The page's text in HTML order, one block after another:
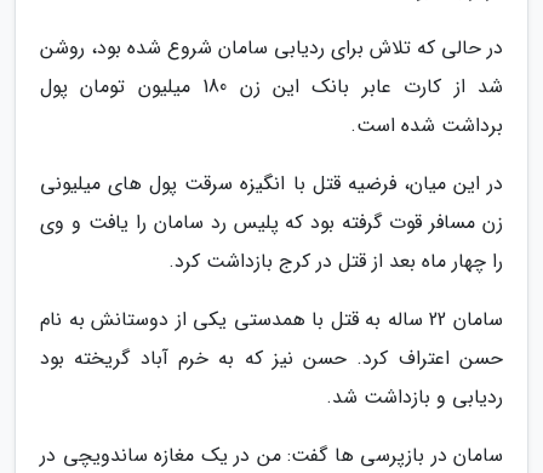
در حالی که تلاش برای ردیابی سامان شروع شده بود، روشن
شد از کارت عابر بانک این زن 180 میلیون تومان پول
برداشت شده است.
در این میان، فرضیه قتل با انگیزه سرقت پول های میلیونی
زن مسافر قوت گرفته بود که پلیس رد سامان را یافت و وی
را چهار ماه بعد از قتل در کرج بازداشت کرد.
سامان 22 ساله به قتل با همدستی یکی از دوستانش به نام
حسن اعتراف کرد. حسن نیز که به خرم آباد گریخته بود
ردیابی و بازداشت شد.
سامان در بازپرسی ها گفت: من در یک مغازه ساندویچی در